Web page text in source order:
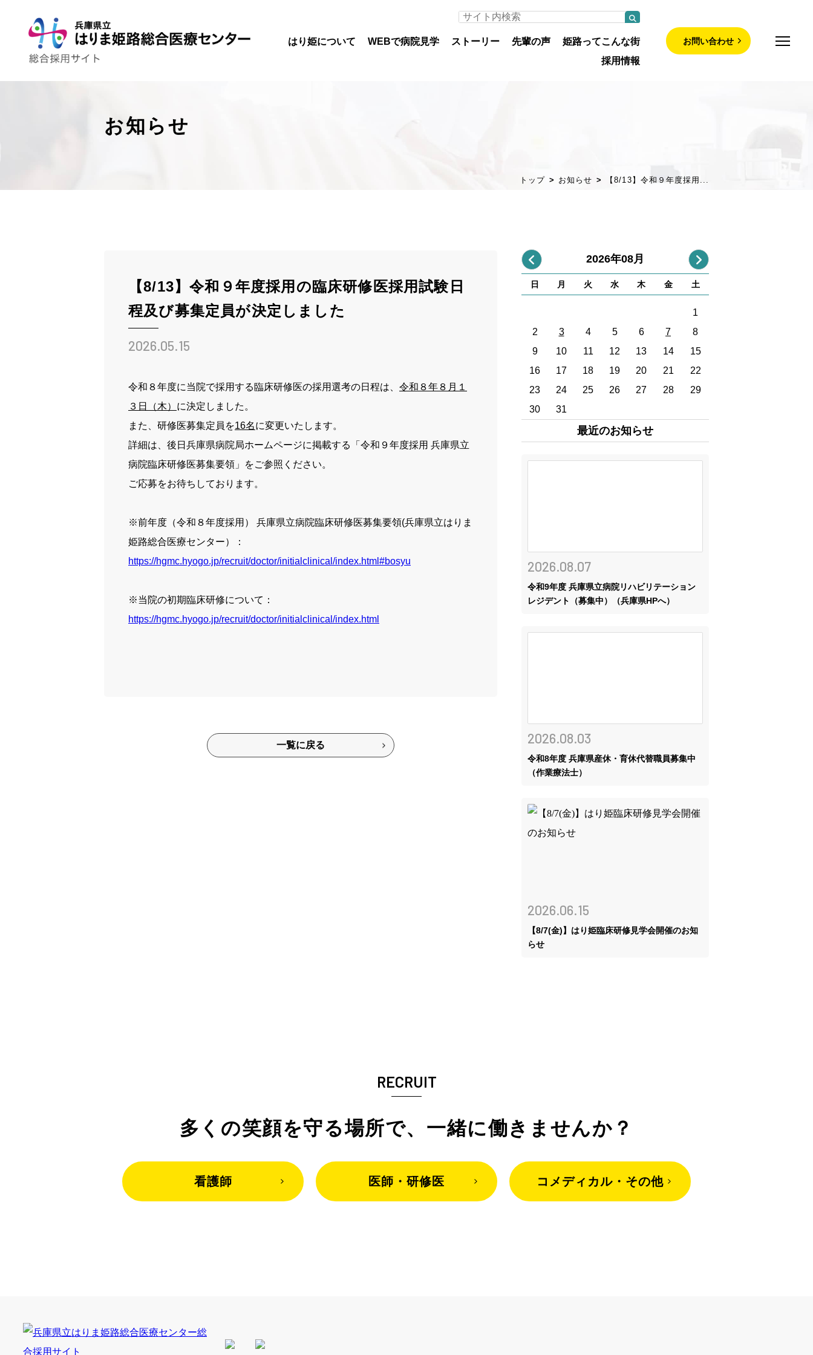
はり姫について WEBで病院見学 ストーリー 先輩の声
姫路ってこんな街
採用情報
お問い合わせ
トップページ
姫路ってこんな街
お知らせ
ブログ
専門・認定看護師
先輩の声
ブログ
病院見学など
実習・研修
病院ホームページ
お知らせ
トップ お知らせ 【8/13】令和９年度採用...
【8/13】令和９年度採用の臨床研修医採用試験日
程及び募集定員が決定しました
2026.05.15
令和８年度に当院で採用する臨床研修医の採用選考の日程は、 令和８年８月１
３日（木） に決定しました。
また、研修医募集定員を16名に変更いたします。
詳細は、後日兵庫県病院局ホームページに掲載する「令和９年度採用 兵庫県立
病院臨床研修医募集要領」をご参照ください。
ご応募をお待ちしております。
※前年度（令和８年度採用） 兵庫県立病院臨床研修医募集要領(兵庫県立はりま
姫路総合医療センター）：
https://hgmc.hyogo.jp/recruit/doctor/initialclinical/index.html#bosyu
※当院の初期臨床研修について：
https://hgmc.hyogo.jp/recruit/doctor/initialclinical/index.html
一覧に戻る
2026年08月
日 月 火 水 木 金 土
1
2
3 4 5 6 7
8
9
10 11 12 13 14
15
16
17 18 19 20 21
22
23
24 25 26 27 28
29
30
31
最近のお知らせ
2026.08.07
令和9年度 兵庫県立病院リハビリテーション
レジデント（募集中）（兵庫県HPへ）
2026.08.03
令和8年度 兵庫県産休・育休代替職員募集中
（作業療法士）
2026.06.15
【8/7(金)】はり姫臨床研修見学会開催のお知
らせ
RECRUIT
多くの笑顔を守る場所で、 一緒に働きませんか？
看護師 医師・研修医 コメディカル・その他